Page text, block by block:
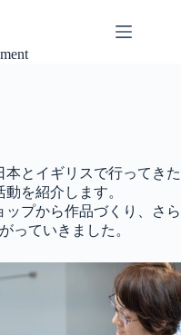
とイギリスで行ってきた
を紹介します。
プから作品づくり、さら
っていきました。